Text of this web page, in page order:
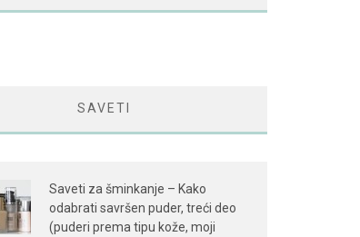
SAVETI
Saveti za šminkanje – Kako
odabrati savršen puder, treći deo
(puderi prema tipu kože, moji